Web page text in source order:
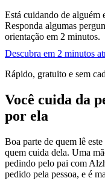
Está cuidando de alguém
Responda algumas
orientação em 2 minutos.
Descubra em 2 minutos
Rápido, gratuito e sem
Você cuida da
por ela
Boa parte de quem lê
quem cuida dela. Uma
pedindo pelo pai com
pedido pela pessoa, e é